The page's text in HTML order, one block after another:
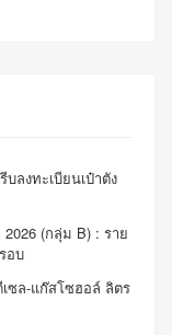
ลงทะเบียนเป๋าตัง
(กลุ่ม B) : ราย
อบ
ซล-แก๊สโซฮอล์ ลิตร